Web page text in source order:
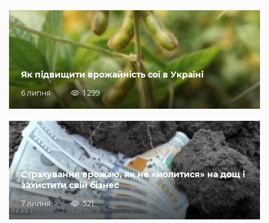
Як підвищити врожайність сої в Україні
6 липня 1 299
Страхування врожаю, як не «молитися» на дощ і
захистити свій бізнес
7 липня 521